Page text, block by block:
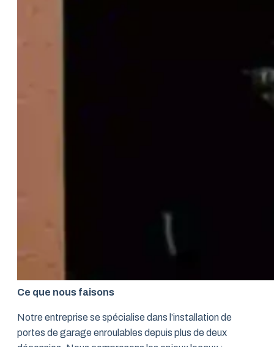
Ce que nous faisons
Notre entreprise se spécialise dans l’installation de
portes de garage enroulables depuis plus de deux